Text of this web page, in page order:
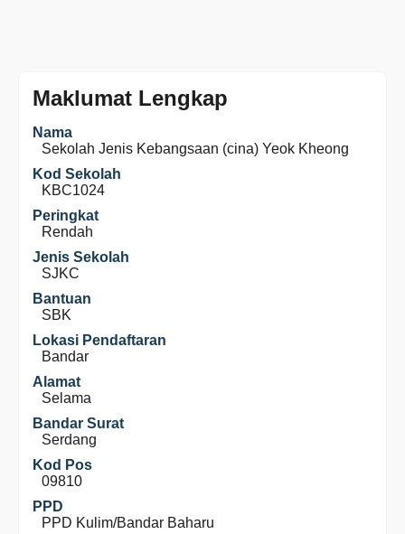
Maklumat Lengkap
Nama
Sekolah Jenis Kebangsaan (cina) Yeok Kheong
Kod Sekolah
KBC1024
Peringkat
Rendah
Jenis Sekolah
SJKC
Bantuan
SBK
Lokasi Pendaftaran
Bandar
Alamat
Selama
Bandar Surat
Serdang
Kod Pos
09810
PPD
PPD Kulim/Bandar Baharu